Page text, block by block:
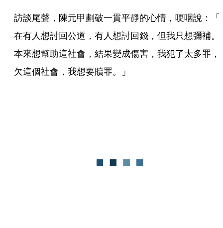
訪談尾聲，陳元甲劃破一貫平靜的心情，哽咽說：「
在有人想討回公道，有人想討回錢，但我只想彌補。
本來想幫助這社會，結果變成傷害，我犯了太多罪，
欠這個社會，我想要贖罪。」